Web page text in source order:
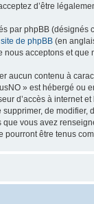
d’être
par phpBB
site de phpBB (en
acceptons et que
aucun contenu à
» est hébergé ou
d’accès à internet
de modifier,
vous avez
pourront être tenus